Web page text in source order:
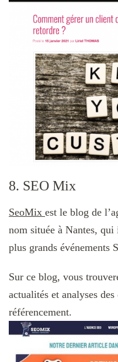
8. SEO Mix
SeoMix est le blog de
nom située à Nantes,
plus grands événements
Sur ce blog, vous
actualités et analyses
référencement.